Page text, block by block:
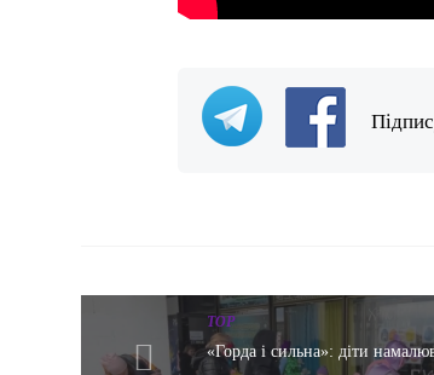
TOP
«Горда і сильна»: діти